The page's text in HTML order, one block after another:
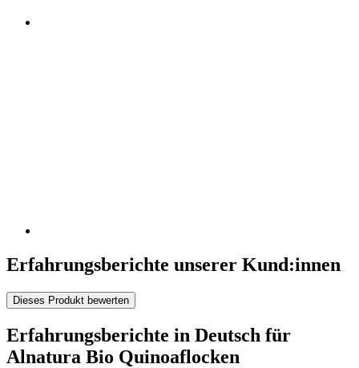
Erfahrungsberichte unserer Kund:innen
Dieses Produkt bewerten
Erfahrungsberichte in Deutsch für
Alnatura Bio Quinoaflocken